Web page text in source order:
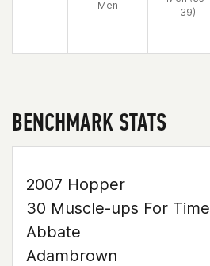
Men
39)
BENCHMARK STATS
2007 Hopper
30 Muscle-ups For Time
Abbate
Adambrown